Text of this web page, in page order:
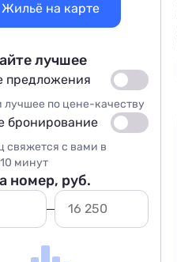
Жильё на карте
лучшее
предложения
по цене-качеству
бронирование
свяжется с вами в
минут
номер, руб.